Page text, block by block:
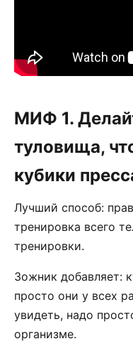
МИФ 1.
туловища,
кубики
Лучший способ:
тренировка всего
тренировки.
Зожник добавляет:
просто они у всех
увидеть, надо
организме.